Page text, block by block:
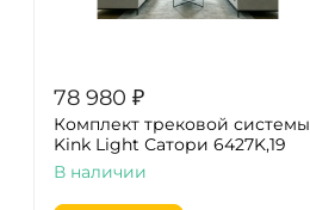
78 980 ₽
Комплект трековой системы
Kink Light Сатори 6427K,19
В наличии